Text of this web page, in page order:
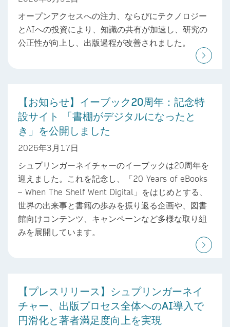
オープンアクセスへの注力、ならびにテクノロジー
とAIへの投資により、知識の共有が加速し、研究の
公正性が向上し、出版過程が改善されました。
【お知らせ】イーブック20周年：記念特
設サイト 「書棚がデジタルになったと
き」を公開しました
2026年3月17日
シュプリンガーネイチャーのイーブックは20周年を
迎えました。これを記念し、「20 Years of eBooks
– When The Shelf Went Digital」をはじめとする、
世界の出来事と書籍の歩みを振り返る企画や、図書
館向けコンテンツ、キャンペーンなど多様な取り組
みを展開しています。
【プレスリリース】シュプリンガーネイ
チャー、出版プロセス全体へのAI導入で
円滑化と著者満足度向上を実現